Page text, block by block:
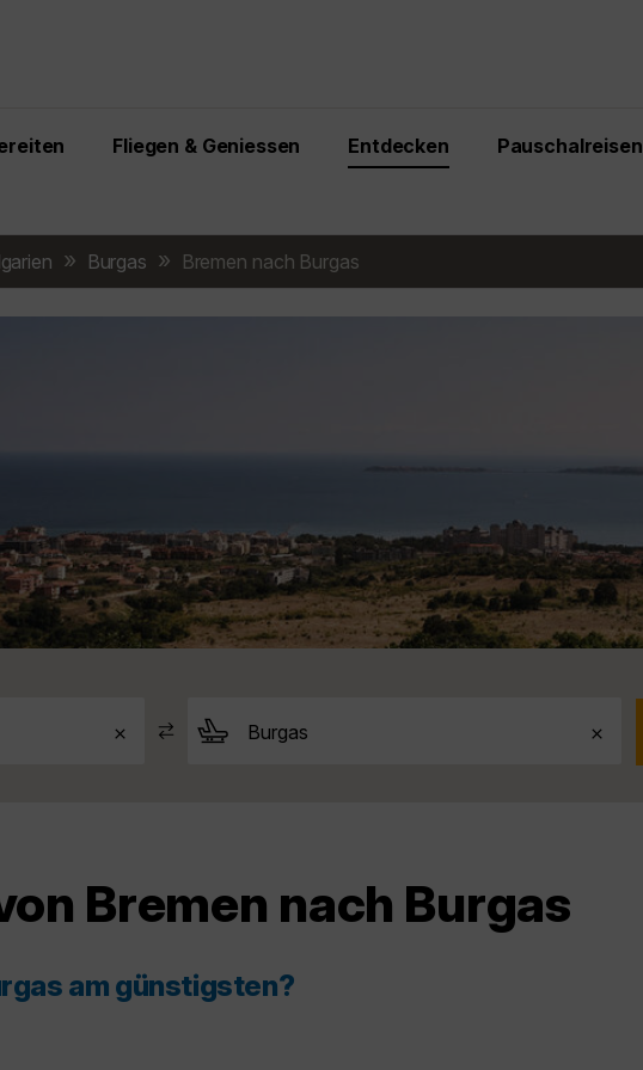
Fliegen & Geniessen Entdecken Pauschalreisen
Burgas Bremen nach Burgas
Bremen nach Burgas
am günstigsten?